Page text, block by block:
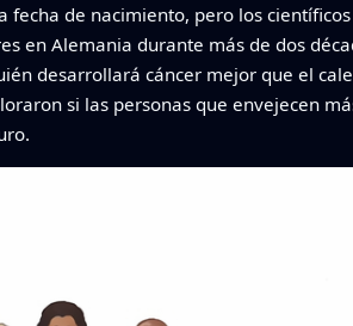
fecha de nacimiento, pero los
en Alemania durante más de dos
desarrollará cáncer mejor que el
si las personas que envejecen